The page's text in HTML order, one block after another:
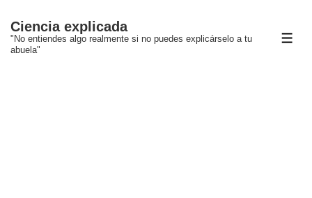
Saltar
Ciencia explicada
"No entiendes algo realmente si no puedes explicárselo a tu
abuela"